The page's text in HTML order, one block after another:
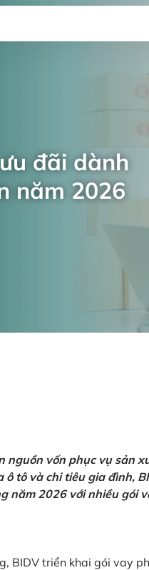
đãi dành
năm 2026
vốn phục vụ sản
tô và chi tiêu gia đình,
năm 2026 với nhiều gói
BIDV triển khai gói vay